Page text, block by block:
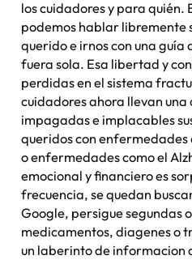
los cuidadores y para quién.
podemos hablar libremente
querido e irnos con una guía
fuera sola. Esa libertad y
perdidas en el sistema
cuidadores ahora llevan
impagadas e implacables
queridos con
o enfermedades como el
emocional y financiero es
frecuencia, se quedan
Google, persigue segundas
medicamentos, diagenes o
un laberinto de informacion